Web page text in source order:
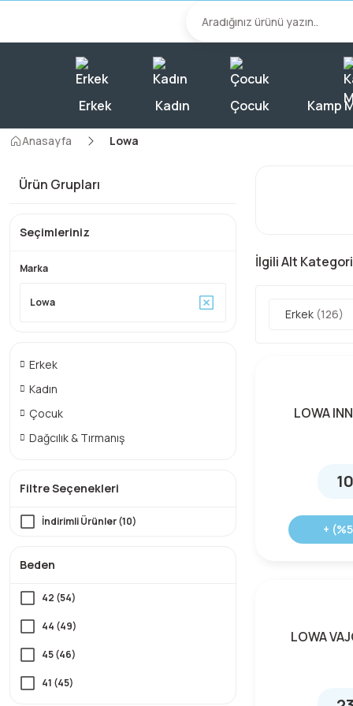
2000 TL Üzeri
Erkek Kadın Çocuk Kamp
Anasayfa Lowa
Ürün Grupları
Seçimleriniz
Marka
Lowa
Erkek
Kadın
Çocuk
Dağcılık & Tırmanış
Filtre Seçenekleri
İndirimli Ürünler (10)
Beden
42 (54)
44 (49)
45 (46)
41 (45)
İlgili Alt
Erkek (126)
LOWA
+
LOWA